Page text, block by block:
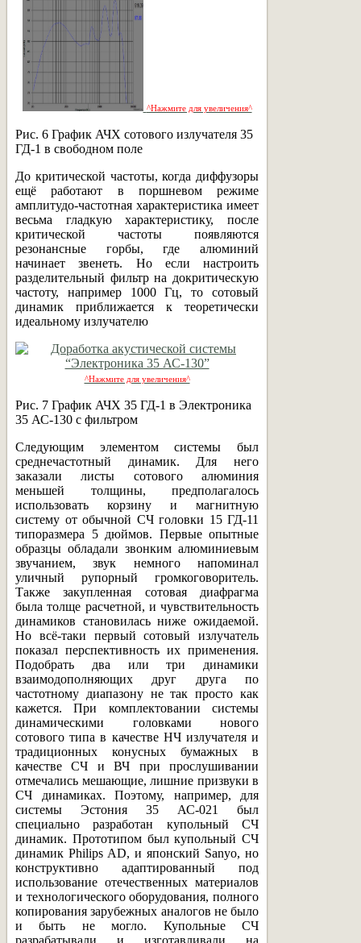
^Нажмите для увеличения^
Рис. 6 График АЧХ сотового излучателя 35
ГД-1 в свободном поле
До критической частоты, когда диффузоры
ещё работают в поршневом режиме
амплитудо-частотная характеристика имеет
весьма гладкую характеристику, после
критической частоты появляются
резонансные горбы, где алюминий
начинает звенеть. Но если настроить
разделительный фильтр на докритическую
частоту, например 1000 Гц, то сотовый
динамик приближается к теоретически
идеальному излучателю
^Нажмите для увеличения^
Рис. 7 График АЧХ 35 ГД-1 в Электроника
35 АС-130 с фильтром
Следующим элементом системы был
среднечастотный динамик. Для него
заказали листы сотового алюминия
меньшей толщины, предполагалось
использовать корзину и магнитную
систему от обычной СЧ головки 15 ГД-11
типоразмера 5 дюймов. Первые опытные
образцы обладали звонким алюминиевым
звучанием, звук немного напоминал
уличный рупорный громкоговоритель.
Также закупленная сотовая диафрагма
была толще расчетной, и чувствительность
динамиков становилась ниже ожидаемой.
Но всё-таки первый сотовый излучатель
показал перспективность их применения.
Подобрать два или три динамики
взаимодополняющих друг друга по
частотному диапазону не так просто как
кажется. При комплектовании системы
динамическими головками нового
сотового типа в качестве НЧ излучателя и
традиционных конусных бумажных в
качестве СЧ и ВЧ при прослушивании
отмечались мешающие, лишние призвуки в
СЧ динамиках. Поэтому, например, для
системы Эстония 35 АС-021 был
специально разработан купольный СЧ
динамик. Прототипом был купольный СЧ
динамик Philips AD, и японский Sanyo, но
конструктивно адаптированный под
использование отечественных материалов
и технологического оборудования, полного
копирования зарубежных аналогов не было
и быть не могло. Купольные СЧ
разрабатывали и изготавливали на